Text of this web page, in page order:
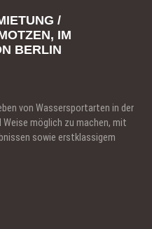
/
IM
BERLIN
von Wassersportarten in der
möglich zu machen, mit
sowie erstklassigem